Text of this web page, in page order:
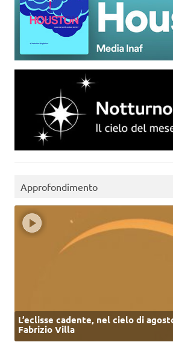
Approfondimento
L’eclisse cadente, nel cielo di
Fabrizio Villa